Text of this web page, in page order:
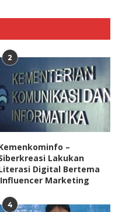
2
–
Lakukan
Digital Bertema
Marketing
4